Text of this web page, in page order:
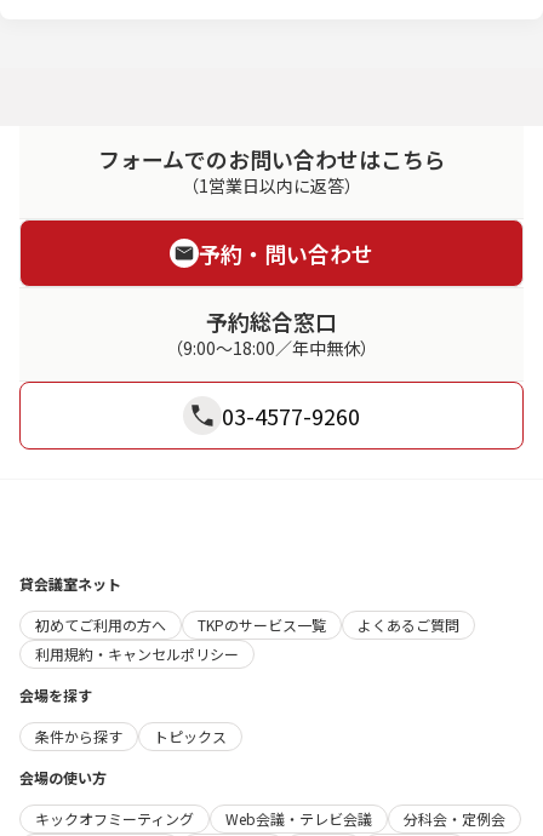
フォームでのお問い合わせはこちら
（1営業日以内に返答）
予約・問い合わせ
予約総合窓口
（9:00～18:00／年中無休）
03-4577-9260
貸会議室ネット
初めてご利用の方へ
TKPのサービス一覧
よくあるご質問
利用規約・キャンセルポリシー
会場を探す
条件から探す
トピックス
会場の使い方
キックオフミーティング
Web会議・テレビ会議
分科会・定例会